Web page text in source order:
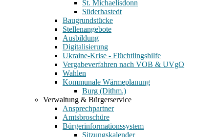
St. Michaelisdonn
Süderhastedt
Baugrundstücke
Stellenangebote
Ausbildung
Digitalisierung
Ukraine-Krise - Flüchtlingshilfe
Vergabeverfahren nach VOB & UVgO
Wahlen
Kommunale Wärmeplanung
Burg (Dithm.)
Verwaltung & Bürgerservice
Ansprechpartner
Amtsbroschüre
Bürgerinformationssystem
Sitzungskalender